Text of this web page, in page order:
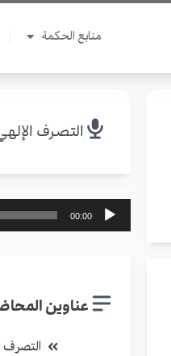
منابع الحكمة
التصرف
مشغل
00:00
عناوين
التصرف